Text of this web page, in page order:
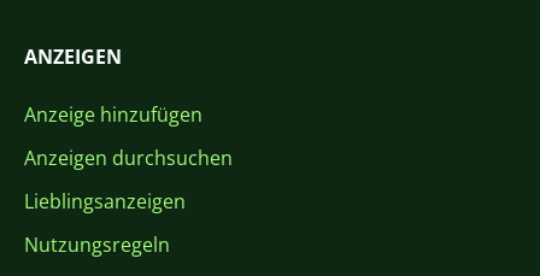
ANZEIGEN
Anzeige hinzufügen
Anzeigen durchsuchen
Lieblingsanzeigen
Nutzungsregeln